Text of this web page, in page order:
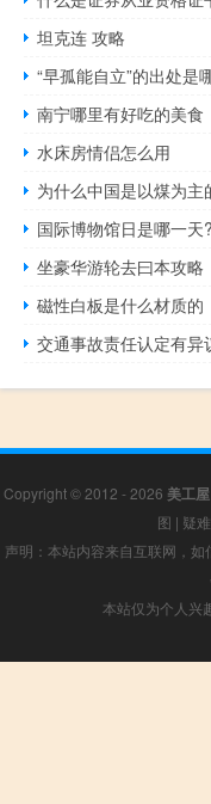
坦克连 攻略
“早孤能自立”的出处是
南宁哪里有好吃的美食
水床房情侣怎么用
为什么中国是以煤为主
国际博物馆日是哪一天
坐豪华游轮去曰本攻略
磁性白板是什么材质的
交通事故责任认定有异
Copyright © 2012 - 2026 美工屋
图 | 疑
声明：本站内容来自互联网，
本站仅为个人兴